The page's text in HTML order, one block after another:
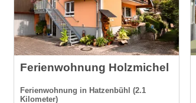
Ferienwohnung Holzmichel
Ferienwohnung in Hatzenbühl (2.1
Kilometer)